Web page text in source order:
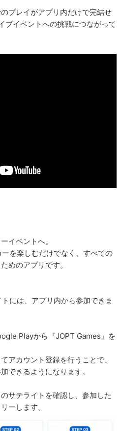
プレイがアプリ内だけで完結せ
ブイベントへの挑戦につながって
イベントへ。
ーを楽しむだけでなく、すべての
めのアプリです。
には、アプリ内から参加できま
Playから『JOPT Games』を
アカウント登録を行うことで、
できるようになります。
サテライトを確認し、参加した
ーします。